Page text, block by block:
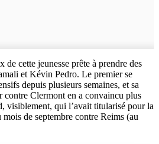
cette jeunesse prête à prendre des
et Kévin Pedro. Le premier se
depuis plusieurs semaines, et sa
contre Clermont en a convaincu plus
visiblement, qui l’avait titularisé pour la
de septembre contre Reims (au